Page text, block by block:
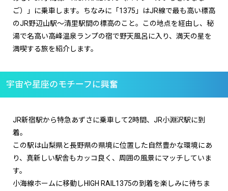
ご）」に乗車します。ちなみに「1375」はJR線で最も高い標高
のJR野辺山駅～清里駅間の標高のこと。この地点を経由し、秘
湯で名高い高峰温泉ランプの宿で野天風呂に入り、満天の星を
満喫する旅を紹介します。
宇宙や星座のモチーフに興奮
JR新宿駅から特急あずさに乗車して2時間、JR小淵沢駅に到
着。
この駅は山梨県と長野県の県境に位置した自然豊かな環境にあ
り、真新しい駅舎もカッコ良く、周囲の風景にマッチしていま
す。
小海線ホームに移動しHIGH RAIL1375の到着を楽しみに待ちま